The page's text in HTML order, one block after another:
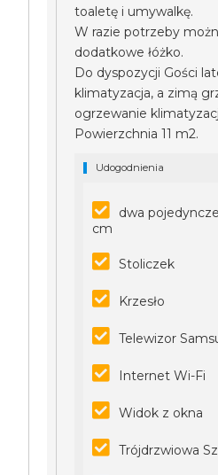
toaletę i umywalkę.
W razie potrzeby
dodatkowe łóżko.
Do dyspozycji Gości
klimatyzacja, a zimą
ogrzewanie
Powierzchnia 11 m2.
Udogodnienia
dwa
cm
Stoliczek
Krzesło
Telewizor
Internet Wi-Fi
Widok z okna
Trójdrzwiowa